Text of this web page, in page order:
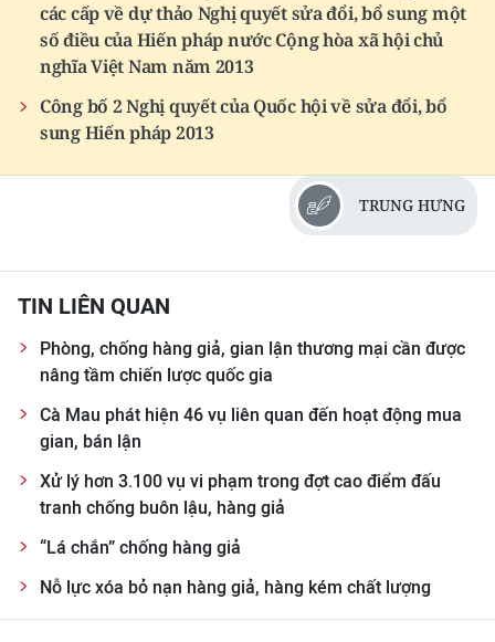
các cấp về dự thảo Nghị quyết sửa đổi, bổ sung một
số điều của Hiến pháp nước Cộng hòa xã hội chủ
nghĩa Việt Nam năm 2013
Công bố 2 Nghị quyết của Quốc hội về sửa đổi, bổ
sung Hiến pháp 2013
TRUNG HƯNG
TIN LIÊN QUAN
Phòng, chống hàng giả, gian lận thương mại cần được
nâng tầm chiến lược quốc gia
Cà Mau phát hiện 46 vụ liên quan đến hoạt động mua
gian, bán lận
Xử lý hơn 3.100 vụ vi phạm trong đợt cao điểm đấu
tranh chống buôn lậu, hàng giả
“Lá chắn” chống hàng giả
Nỗ lực xóa bỏ nạn hàng giả, hàng kém chất lượng